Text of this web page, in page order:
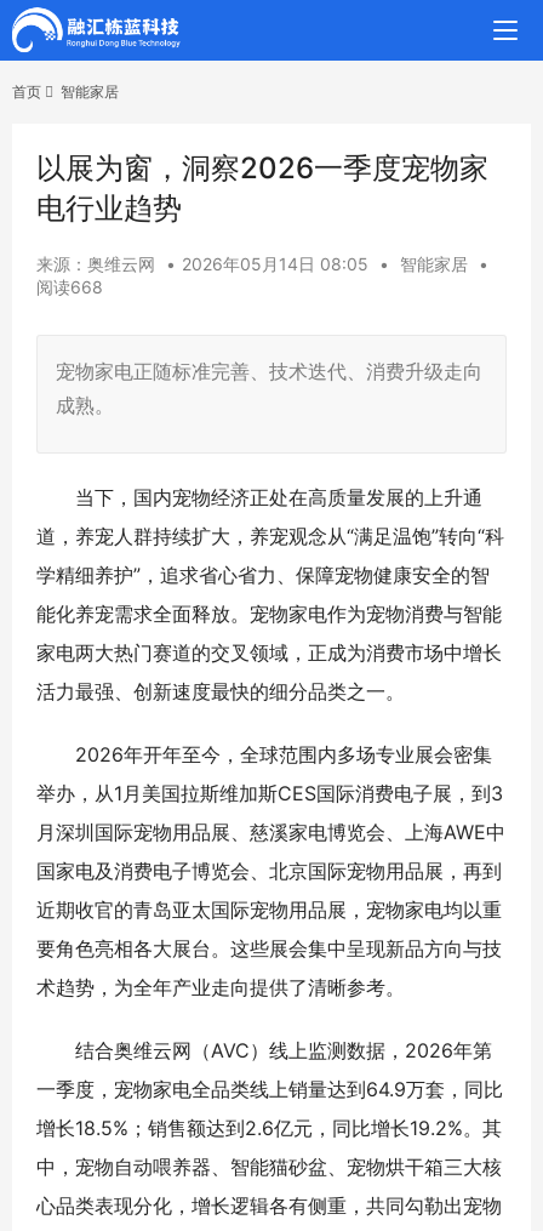
首页 智能家居
以展为窗，洞察2026一季度宠物家
电行业趋势
来源：奥维云网 • 2026年05月14日 08:05 • 智能家居
•
阅读668
宠物家电正随标准完善、技术迭代、消费升级走向
成熟。
当下，国内宠物经济正处在高质量发展的上升通
道，养宠人群持续扩大，养宠观念从“满足温饱”转向“科
学精细养护”，追求省心省力、保障宠物健康安全的智
能化养宠需求全面释放。宠物家电作为宠物消费与智能
家电两大热门赛道的交叉领域，正成为消费市场中增长
活力最强、创新速度最快的细分品类之一。
2026年开年至今，全球范围内多场专业展会密集
举办，从1月美国拉斯维加斯CES国际消费电子展，到3
月深圳国际宠物用品展、慈溪家电博览会、上海AWE中
国家电及消费电子博览会、北京国际宠物用品展，再到
近期收官的青岛亚太国际宠物用品展，宠物家电均以重
要角色亮相各大展台。这些展会集中呈现新品方向与技
术趋势，为全年产业走向提供了清晰参考。
结合奥维云网（AVC）线上监测数据，2026年第
一季度，宠物家电全品类线上销量达到64.9万套，同比
增长18.5%；销售额达到2.6亿元，同比增长19.2%。其
中，宠物自动喂养器、智能猫砂盆、宠物烘干箱三大核
心品类表现分化，增长逻辑各有侧重，共同勾勒出宠物